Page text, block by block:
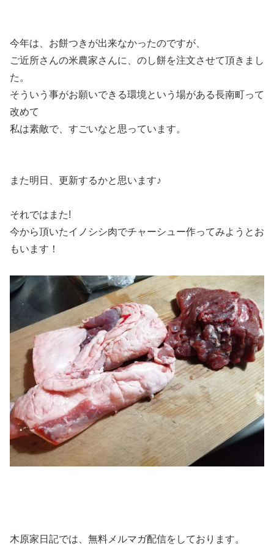
今年は、お餅つきが出来なかったのですが、
ご近所さんの米農家さんに、のし餅を注文させて頂きまし
た。
そういう事がお願いできる環境という場がある長南町って
改めて
私は素敵で、すごいなと思っています。
また明日、更新するかと思います♪
それではまた!
今から頂いたイノシシ肉でチャーシュー作ってみようとお
もいます！
木原家日記では、無料メルマガ配信をしております。